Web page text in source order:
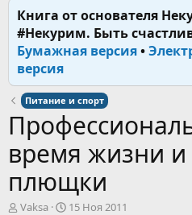
Книга от основателя
#Некурим. Быть
Бумажная версия•
версия
Питание и спорт
время жизни
плющки
А
Vaksa
Д15 Ноя 2011